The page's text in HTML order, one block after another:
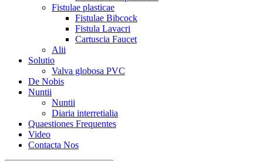
Fistulae plasticae
Fistulae Bibcock
Fistula Lavacri
Cartuscia Faucet
Alii
Solutio
Valva globosa PVC
De Nobis
Nuntii
Nuntii
Diaria interretialia
Quaestiones Frequentes
Video
Contacta Nos